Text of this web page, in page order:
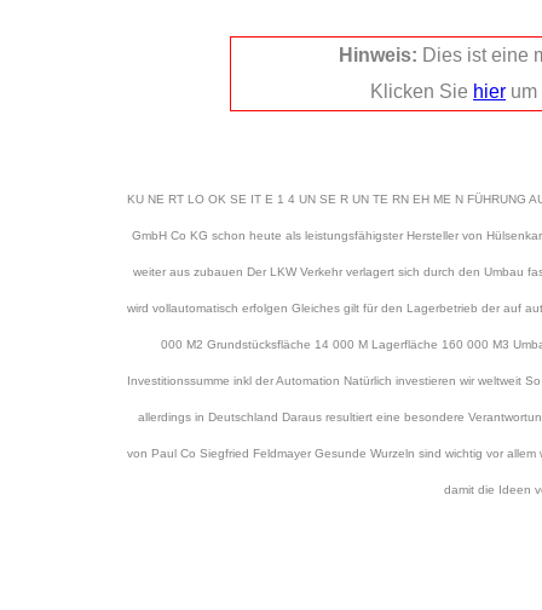
KU NE RT LO OK SE IT E 1 4 UN SE R UN TE RN EH ME N
GmbH Co KG schon heute als leistungsfähigster Hersteller von
weiter aus zubauen Der LKW Verkehr verlagert sich durch den Umbau
wird vollautomatisch erfolgen Gleiches gilt für den Lagerbetrieb der auf
000 M2 Grundstücksfläche 14 000 M Lagerfläche 160 000 M3
Investitionssumme inkl der Automation Natürlich investieren wir weltweit
allerdings in Deutschland Daraus resultiert eine besondere
von Paul Co Siegfried Feldmayer Gesunde Wurzeln sind wichtig vor
damit die Ideen
Hinweis: Dies ist eine
Klicken Sie hier um